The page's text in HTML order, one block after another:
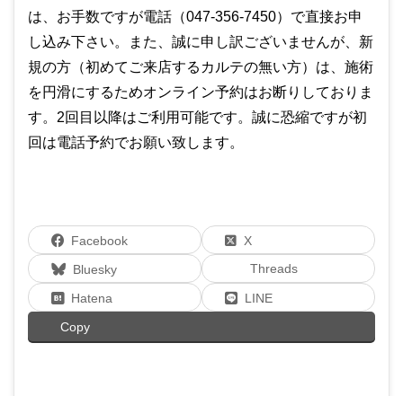
は、お手数ですが電話（047-356-7450）で直接お申
し込み下さい。また、誠に申し訳ございませんが、新
規の方（初めてご来店するカルテの無い方）は、施術
を円滑にするためオンライン予約はお断りしておりま
す。2回目以降はご利用可能です。誠に恐縮ですが初
回は電話予約でお願い致します。
Facebook
X
Bluesky
Threads
Hatena
LINE
Copy